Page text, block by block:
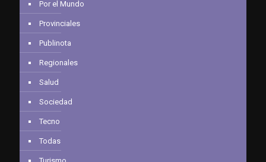
Por el Mundo
Provinciales
Publinota
Regionales
Salud
Sociedad
Tecno
Todas